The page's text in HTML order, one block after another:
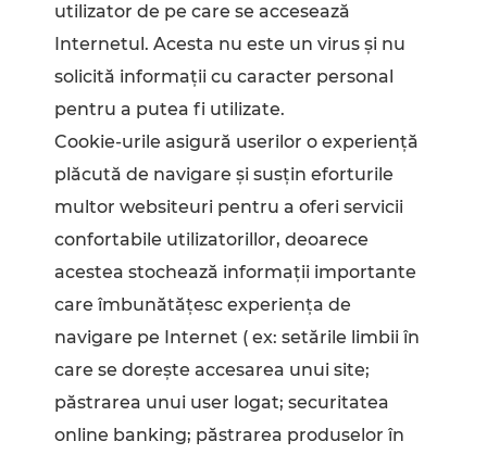
utilizator de pe care se accesează
Internetul. Acesta nu este un virus și nu
solicită informații cu caracter personal
pentru a putea fi utilizate.
Cookie-urile asigură userilor o experiență
plăcută de navigare și susțin eforturile
multor websiteuri pentru a oferi servicii
confortabile utilizatorillor, deoarece
acestea stochează informații importante
care îmbunătățesc experiența de
navigare pe Internet ( ex: setările limbii în
care se dorește accesarea unui site;
păstrarea unui user logat; securitatea
online banking; păstrarea produselor în